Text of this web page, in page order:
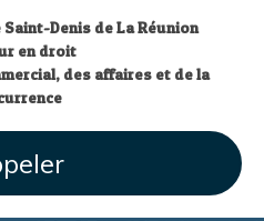
Denis de La Réunion
en droit
des affaires et de la